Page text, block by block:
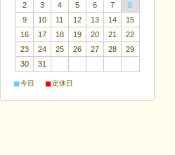
2
3 4 5 6 7
8
9
10 11 12 13 14
15
16
17 18 19 20 21
22
23
24 25 26 27 28
29
30
31
■今日 ■定休日